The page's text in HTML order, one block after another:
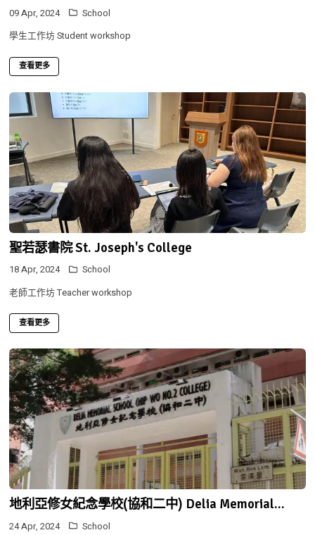
09 Apr, 2024
School
學生工作坊 Student workshop
查看更多
聖若瑟書院 St. Joseph's College
18 Apr, 2024
School
老師工作坊 Teacher workshop
查看更多
地利亞修女紀念學校(協和二中) Delia Memorial...
24 Apr, 2024
School